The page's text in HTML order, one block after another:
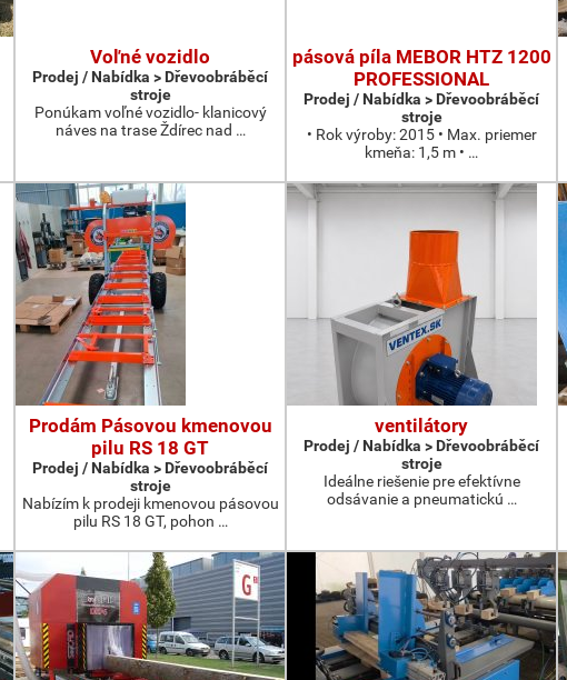
Voľné vozidlo
Prodej / Nabídka > Dřevoobráběcí
stroje
Ponúkam voľné vozidlo- klanicový
náves na trase Ždírec nad …
pásová píla MEBOR HTZ 1200
PROFESSIONAL
Prodej / Nabídka > Dřevoobráběcí
stroje
• Rok výroby: 2015 • Max. priemer
kmeňa: 1,5 m • …
Prodám Pásovou kmenovou
pilu RS 18 GT
Prodej / Nabídka > Dřevoobráběcí
stroje
Nabízím k prodeji kmenovou pásovou
pilu RS 18 GT, pohon …
ventilátory
Prodej / Nabídka > Dřevoobráběcí
stroje
Ideálne riešenie pre efektívne
odsávanie a pneumatickú …